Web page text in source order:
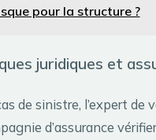
pour la structure ?
juridiques et
de sinistre, l’expert de
d’assurance